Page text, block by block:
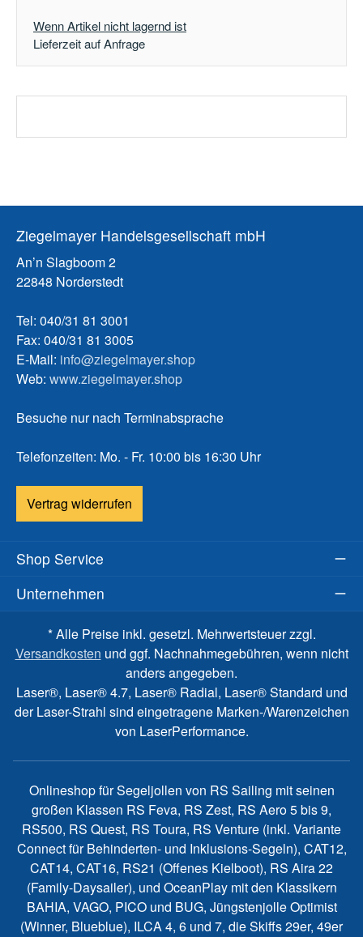
Wenn Artikel nicht lagernd ist
Lieferzeit auf Anfrage
Ziegelmayer Handelsgesellschaft mbH
An’n Slagboom 2
22848 Norderstedt
Tel: 040/31 81 3001
Fax: 040/31 81 3005
E-Mail: info@ziegelmayer.shop
Web: www.ziegelmayer.shop
Besuche nur nach Terminabsprache
Telefonzeiten: Mo. - Fr. 10:00 bis 16:30 Uhr
Vertrag widerrufen
Shop Service
Unternehmen
* Alle Preise inkl. gesetzl. Mehrwertsteuer zzgl.
Versandkosten und ggf. Nachnahmegebühren, wenn nicht
anders angegeben.
Laser®, Laser® 4.7, Laser® Radial, Laser® Standard und
der Laser-Strahl sind eingetragene Marken-/Warenzeichen
von LaserPerformance.
Onlineshop für Segeljollen von RS Sailing mit seinen
großen Klassen RS Feva, RS Zest, RS Aero 5 bis 9,
RS500, RS Quest, RS Toura, RS Venture (inkl. Variante
Connect für Behinderten- und Inklusions-Segeln), CAT12,
CAT14, CAT16, RS21 (Offenes Kielboot), RS Aira 22
(Family-Daysailer), und OceanPlay mit den Klassikern
BAHIA, VAGO, PICO und BUG, Jüngstenjolle Optimist
(Winner, Blueblue), ILCA 4, 6 und 7, die Skiffs 29er, 49er